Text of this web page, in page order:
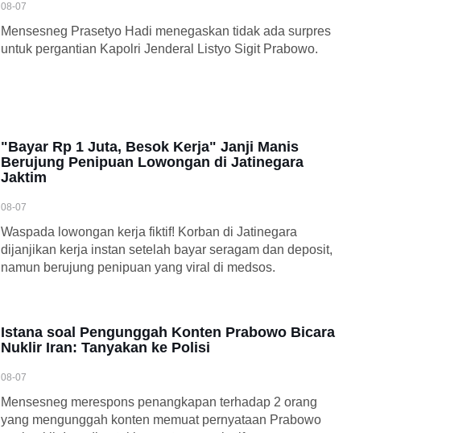
08-07
Mensesneg Prasetyo Hadi menegaskan tidak ada surpres
untuk pergantian Kapolri Jenderal Listyo Sigit Prabowo.
"Bayar Rp 1 Juta, Besok Kerja" Janji Manis
Berujung Penipuan Lowongan di Jatinegara
Jaktim
08-07
Waspada lowongan kerja fiktif! Korban di Jatinegara
dijanjikan kerja instan setelah bayar seragam dan deposit,
namun berujung penipuan yang viral di medsos.
Istana soal Pengunggah Konten Prabowo Bicara
Nuklir Iran: Tanyakan ke Polisi
08-07
Mensesneg merespons penangkapan terhadap 2 orang
yang mengunggah konten memuat pernyataan Prabowo